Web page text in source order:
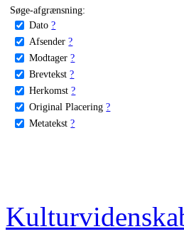
Søge-afgrænsning:
Dato ?
Afsender ?
Modtager ?
Brevtekst ?
Herkomst ?
Original Placering ?
Metatekst ?